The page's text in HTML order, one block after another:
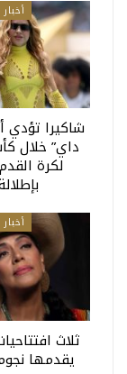
أخبار
شاكيرا تؤدي
داي” خلال
أخبار
ثلاث
يقدمها